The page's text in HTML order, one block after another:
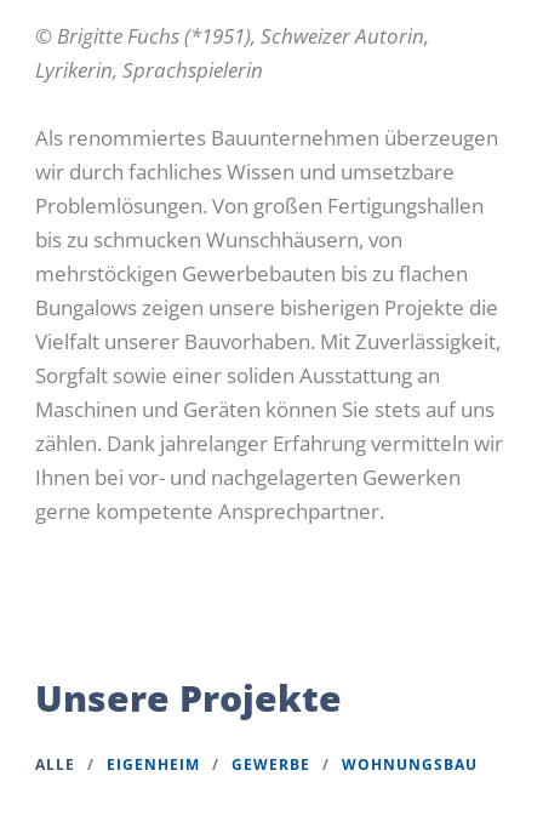
© Brigitte Fuchs (*1951), Schweizer Autorin,
Lyrikerin, Sprachspielerin
Als renommiertes Bauunternehmen überzeugen
wir durch fachliches Wissen und umsetzbare
Problemlösungen. Von großen Fertigungshallen
bis zu schmucken Wunschhäusern, von
mehrstöckigen Gewerbebauten bis zu flachen
Bungalows zeigen unsere bisherigen Projekte die
Vielfalt unserer Bauvorhaben. Mit Zuverlässigkeit,
Sorgfalt sowie einer soliden Ausstattung an
Maschinen und Geräten können Sie stets auf uns
zählen. Dank jahrelanger Erfahrung vermitteln wir
Ihnen bei vor- und nachgelagerten Gewerken
gerne kompetente Ansprechpartner.
Unsere Projekte
ALLE / EIGENHEIM / GEWERBE / WOHNUNGSBAU